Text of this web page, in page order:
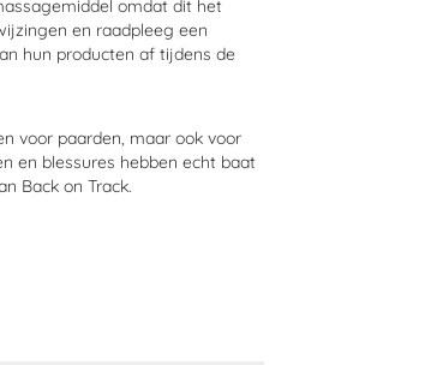
omdat dit het
en raadpleeg een
hun producten af tijdens de
voor paarden, maar ook voor
en blessures hebben echt baat
Back on Track.